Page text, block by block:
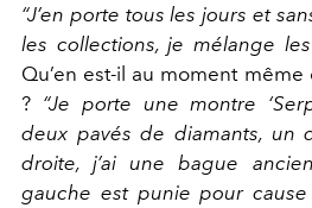
“J’en porte tous les jours et
les collections, je mélange
Qu’en est-il au moment
? “Je porte une montre
deux pavés de diamants, un
droite, j’ai une bague
gauche est punie pour